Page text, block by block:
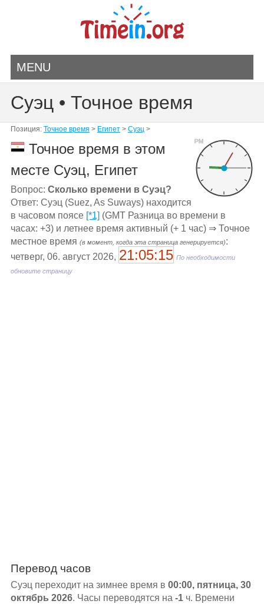
MENU
Суэц • Точное время
Позиция: Точное время > Египет> Суэц>
PM
Точное время в этом
месте Суэц, Египет
Вопрос: Сколько времени в Суэц?
Ответ: Суэц (Suez, As Suways) находится
в часовом поясе [*1] (GMT Разница во времени в
часах: +3) и летнее время активный (+ 1 час) ⇒ Точное
местное время (в момент, когда эта страница генерируется):
четверг, 06. август 2026, 21:05:15 По необходимости
обновите страницу
Перевод часов
Суэц переходит на зимнее время в 00:00, пятница, 30
октябрь 2026. Часы переводятся на -1ч. Времени